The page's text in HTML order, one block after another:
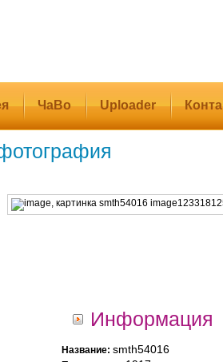
ЧаВо Uploader
Информация
Название: smth54016